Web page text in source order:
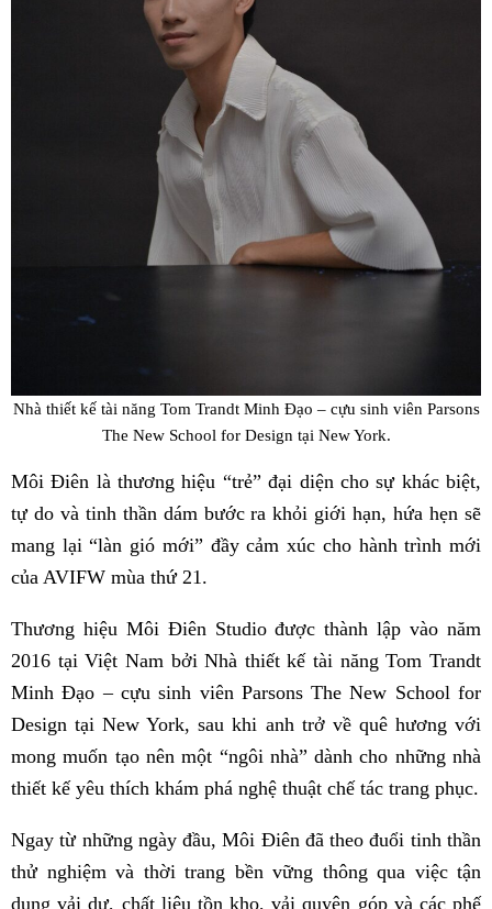
Nhà thiết kế tài năng Tom Trandt Minh Đạo – cựu sinh viên Parsons
The New School for Design tại New York.
Môi Điên là thương hiệu “trẻ” đại diện cho sự khác biệt,
tự do và tinh thần dám bước ra khỏi giới hạn, hứa hẹn sẽ
mang lại “làn gió mới” đầy cảm xúc cho hành trình mới
của AVIFW mùa thứ 21.
Thương hiệu Môi Điên Studio được thành lập vào năm
2016 tại Việt Nam bởi Nhà thiết kế tài năng Tom Trandt
Minh Đạo – cựu sinh viên Parsons The New School for
Design tại New York, sau khi anh trở về quê hương với
mong muốn tạo nên một “ngôi nhà” dành cho những nhà
thiết kế yêu thích khám phá nghệ thuật chế tác trang phục.
Ngay từ những ngày đầu, Môi Điên đã theo đuổi tinh thần
thử nghiệm và thời trang bền vững thông qua việc tận
dụng vải dư, chất liệu tồn kho, vải quyên góp và các phế